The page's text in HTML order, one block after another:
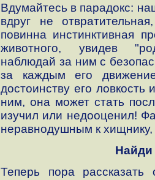
Вдумайтесь в парадокс:
вдруг не
повинна инстинктивная
животного, увидев
наблюдай за ним с
за каждым его
достоинству его ловкость
ним, она может стать
изучил или недооценил!
неравнодушным к
Найди
Теперь пора